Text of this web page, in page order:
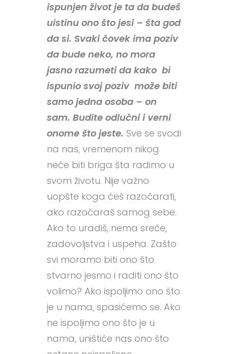
ispunjen život je ta da budeš
uistinu ono što jesi – šta god
da si. Svaki čovek ima poziv
da bude neko, no mora
jasno razumeti da kako bi
ispunio svoj poziv može biti
samo jedna osoba – on
sam. Budite odlučni i verni
onome što jeste. Sve se svodi
na nas, vremenom nikog
neće biti briga šta radimo u
svom životu. Nije važno
uopšte koga ćeš razočarati,
ako razočaraš samog sebe.
Ako to uradiš, nema sreće,
zadovoljstva i uspeha. Zašto
svi moramo biti ono što
stvarno jesmo i raditi ono što
volimo? Ako ispoljimo ono što
je u nama, spasićemo se. Ako
ne ispoljimo ono što je u
nama, uništiće nas ono što